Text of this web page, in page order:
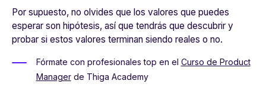
Por supuesto, no olvides que los valores que puedes
esperar son hipótesis, así que tendrás que descubrir y
probar si estos valores terminan siendo reales o no.
Fórmate con profesionales top en el Curso de Product
Managerde Thiga Academy